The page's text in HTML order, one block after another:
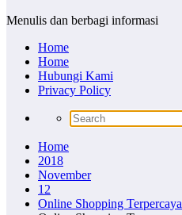
Menulis dan berbagi informasi
Home
Home
Hubungi Kami
Privacy Policy
Home
2018
November
12
Online Shopping Terpercaya